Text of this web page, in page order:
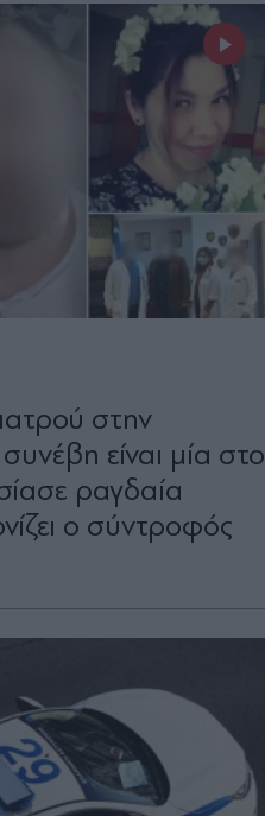
στην
είναι μία στο
ραγδαία
ο σύντροφός